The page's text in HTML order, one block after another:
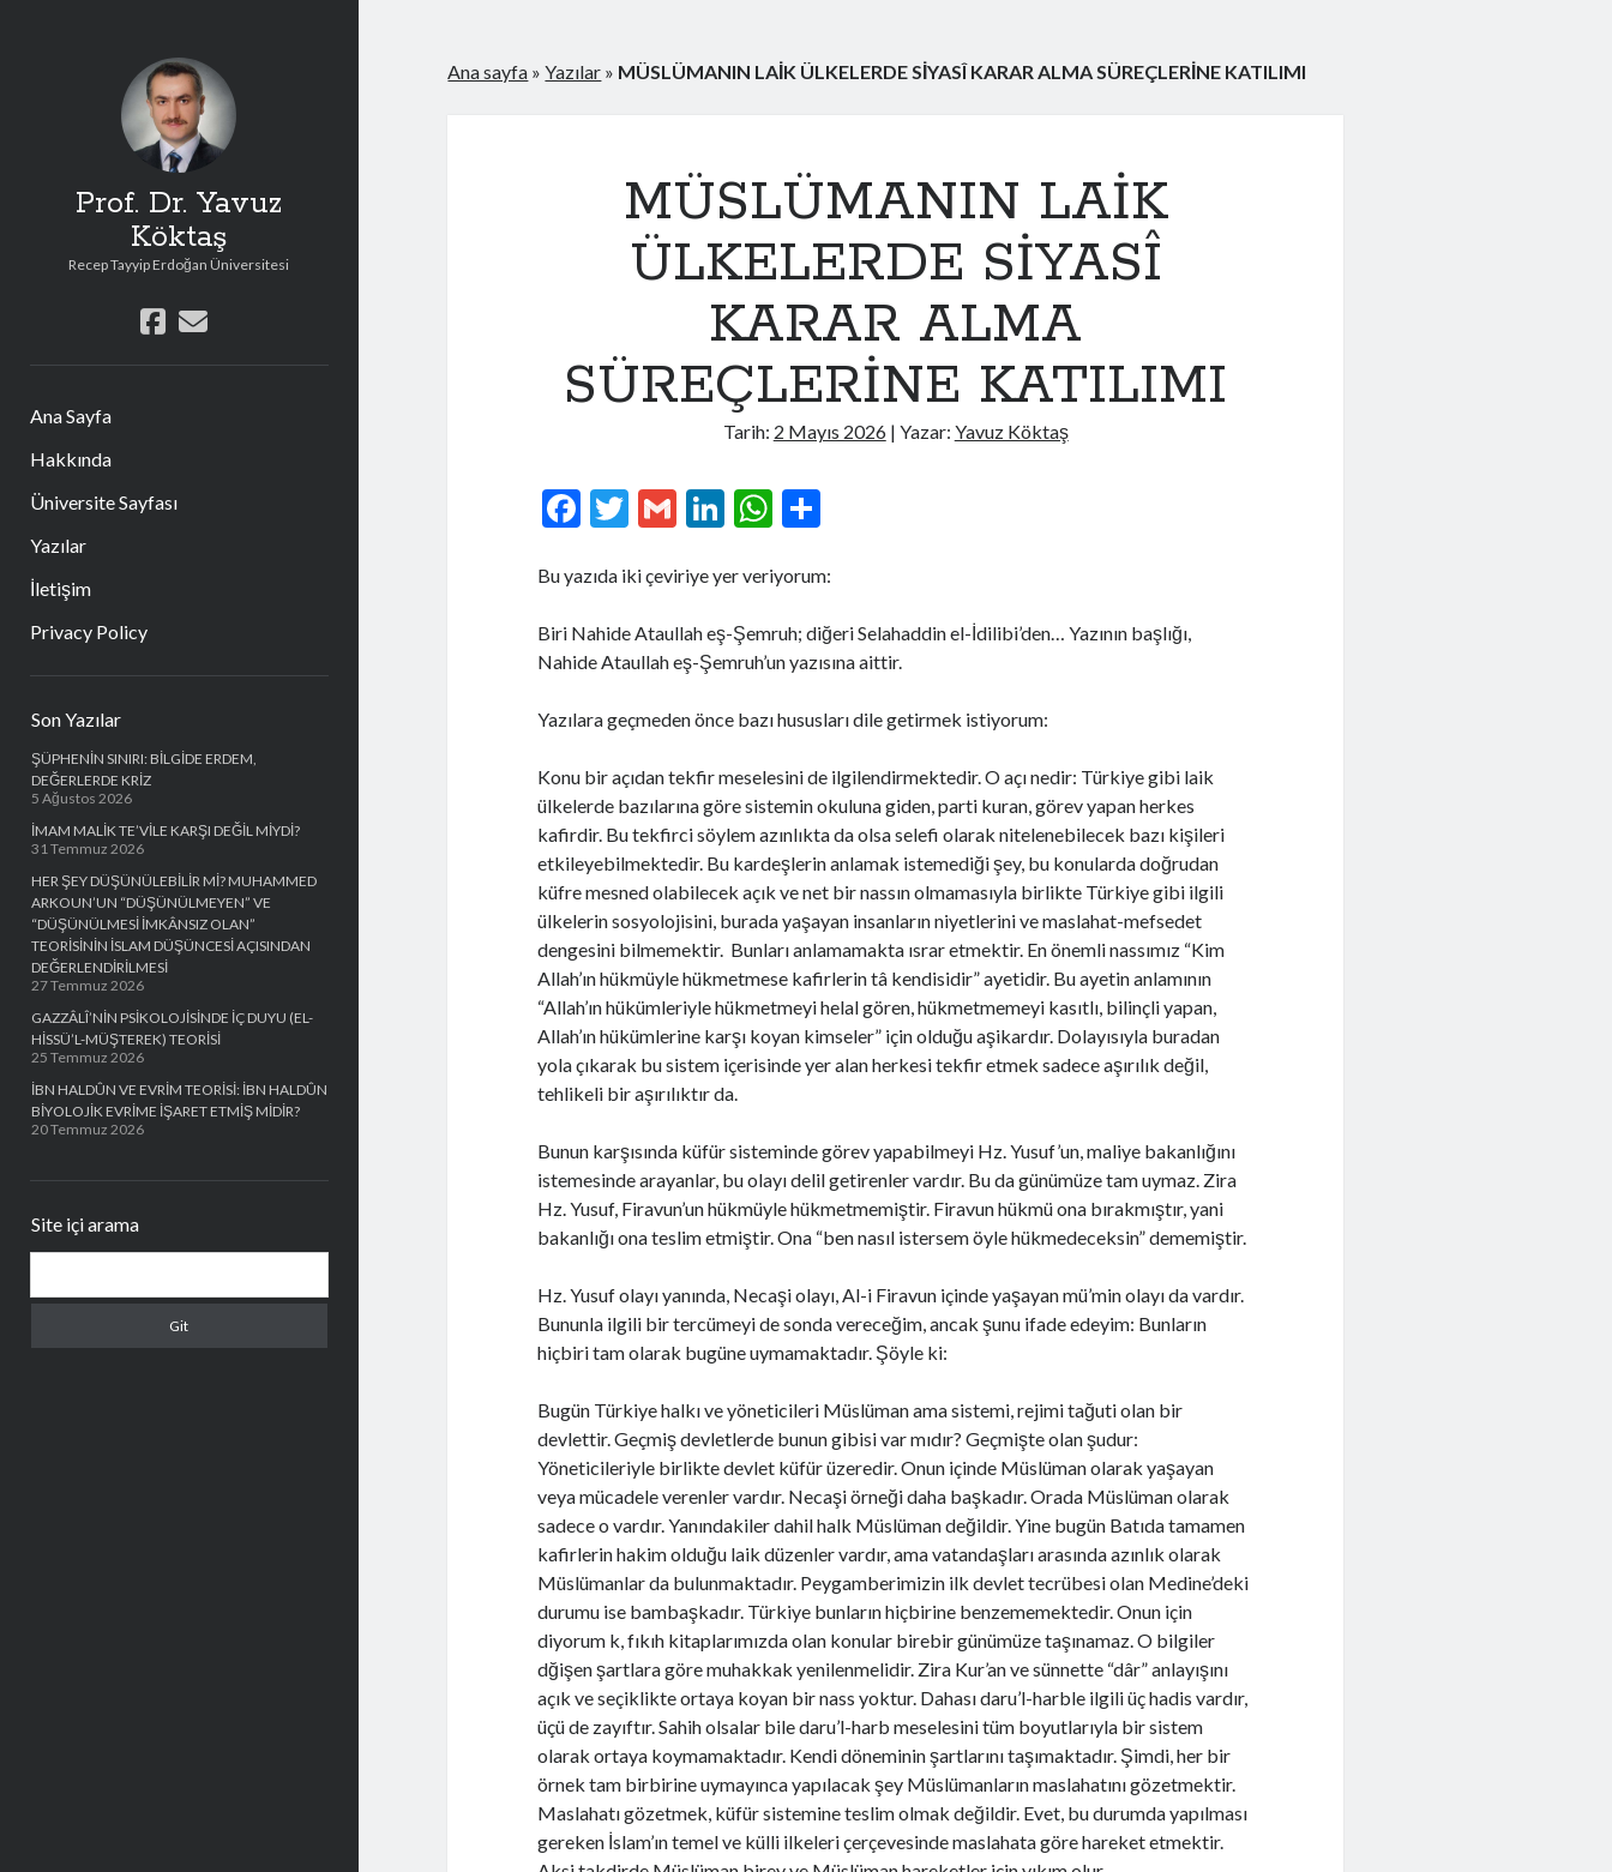
Prof. Dr. Yavuz
Köktaş
Recep Tayyip Erdoğan Üniversitesi
facebook
e-
Ana Sayfa
Hakkında
Üniversite Sayfası
Yazılar
İletişim
Privacy Policy
Menü
Son Yazılar
ŞÜPHENİN SINIRI: BİLGİDE ERDEM,
DEĞERLERDE KRİZ
5 Ağustos 2026
İMAM MALİK TE’VİLE KARŞI DEĞİL MİYDİ?
31 Temmuz 2026
HER ŞEY DÜŞÜNÜLEBİLİR Mİ? MUHAMMED
ARKOUN’UN “DÜŞÜNÜLMEYEN” VE
“DÜŞÜNÜLMESİ İMKÂNSIZ OLAN”
TEORİSİNİN İSLAM DÜŞÜNCESİ AÇISINDAN
DEĞERLENDİRİLMESİ
27 Temmuz 2026
GAZZÂLÎ’NİN PSİKOLOJİSİNDE İÇ DUYU (EL-
HİSSÜ’L-MÜŞTEREK) TEORİSİ
25 Temmuz 2026
İBN HALDÛN VE EVRİM TEORİSİ: İBN HALDÛN
BİYOLOJİK EVRİME İŞARET ETMİŞ MİDİR?
20 Temmuz 2026
Site içi arama
Ana sayfa »Yazılar » MÜSLÜMANIN LAİK ÜLKELERDE SİYASÎ KARAR ALMA SÜREÇLERİNE KATILIMI
MÜSLÜMANIN LAİK
ÜLKELERDE SİYASÎ
KARAR ALMA
SÜREÇLERİNE KATILIMI
Tarih: 2 Mayıs 2026| Yazar: Yavuz Köktaş
F
e
b
o
k
T
itt
er
G
ai
l
Li
ke
dI
n
W
at
s
A
p
ar
e
Bu yazıda iki çeviriye yer veriyorum:
Biri Nahide Ataullah eş-Şemruh; diğeri Selahaddin el-İdilibi’den… Yazının başlığı,
Nahide Ataullah eş-Şemruh’un yazısına aittir.
Yazılara geçmeden önce bazı hususları dile getirmek istiyorum:
Konu bir açıdan tekfir meselesini de ilgilendirmektedir. O açı nedir: Türkiye gibi laik
ülkelerde bazılarına göre sistemin okuluna giden, parti kuran, görev yapan herkes
kafirdir. Bu tekfirci söylem azınlıkta da olsa selefi olarak nitelenebilecek bazı kişileri
etkileyebilmektedir. Bu kardeşlerin anlamak istemediği şey, bu konularda doğrudan
küfre mesned olabilecek açık ve net bir nassın olmamasıyla birlikte Türkiye gibi ilgili
ülkelerin sosyolojisini, burada yaşayan insanların niyetlerini ve maslahat-mefsedet
dengesini bilmemektir. Bunları anlamamakta ısrar etmektir. En önemli nassımız “Kim
Allah’ın hükmüyle hükmetmese kafirlerin tâ kendisidir” ayetidir. Bu ayetin anlamının
“Allah’ın hükümleriyle hükmetmeyi helal gören, hükmetmemeyi kasıtlı, bilinçli yapan,
Allah’ın hükümlerine karşı koyan kimseler” için olduğu aşikardır. Dolayısıyla buradan
yola çıkarak bu sistem içerisinde yer alan herkesi tekfir etmek sadece aşırılık değil,
tehlikeli bir aşırılıktır da.
Bunun karşısında küfür sisteminde görev yapabilmeyi Hz. Yusuf’un, maliye bakanlığını
istemesinde arayanlar, bu olayı delil getirenler vardır. Bu da günümüze tam uymaz. Zira
Hz. Yusuf, Firavun’un hükmüyle hükmetmemiştir. Firavun hükmü ona bırakmıştır, yani
bakanlığı ona teslim etmiştir. Ona “ben nasıl istersem öyle hükmedeceksin” dememiştir.
Hz. Yusuf olayı yanında, Necaşi olayı, Al-i Firavun içinde yaşayan mü’min olayı da vardır.
Bununla ilgili bir tercümeyi de sonda vereceğim, ancak şunu ifade edeyim: Bunların
hiçbiri tam olarak bugüne uymamaktadır. Şöyle ki:
Bugün Türkiye halkı ve yöneticileri Müslüman ama sistemi, rejimi tağuti olan bir
devlettir. Geçmiş devletlerde bunun gibisi var mıdır? Geçmişte olan şudur:
Yöneticileriyle birlikte devlet küfür üzeredir. Onun içinde Müslüman olarak yaşayan
veya mücadele verenler vardır. Necaşi örneği daha başkadır. Orada Müslüman olarak
sadece o vardır. Yanındakiler dahil halk Müslüman değildir. Yine bugün Batıda tamamen
kafirlerin hakim olduğu laik düzenler vardır, ama vatandaşları arasında azınlık olarak
Müslümanlar da bulunmaktadır. Peygamberimizin ilk devlet tecrübesi olan Medine’deki
durumu ise bambaşkadır. Türkiye bunların hiçbirine benzememektedir. Onun için
diyorum k, fıkıh kitaplarımızda olan konular birebir günümüze taşınamaz. O bilgiler
dğişen şartlara göre muhakkak yenilenmelidir. Zira Kur’an ve sünnette “dâr” anlayışını
açık ve seçiklikte ortaya koyan bir nass yoktur. Dahası daru’l-harble ilgili üç hadis vardır,
üçü de zayıftır. Sahih olsalar bile daru’l-harb meselesini tüm boyutlarıyla bir sistem
olarak ortaya koymamaktadır. Kendi döneminin şartlarını taşımaktadır. Şimdi, her bir
örnek tam birbirine uymayınca yapılacak şey Müslümanların maslahatını gözetmektir.
Maslahatı gözetmek, küfür sistemine teslim olmak değildir. Evet, bu durumda yapılması
gereken İslam’ın temel ve külli ilkeleri çerçevesinde maslahata göre hareket etmektir.